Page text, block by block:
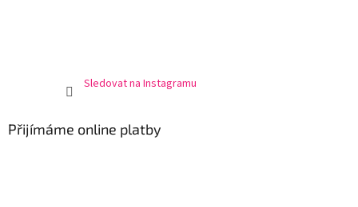
Sledovat na Instagramu
Přijímáme online platby